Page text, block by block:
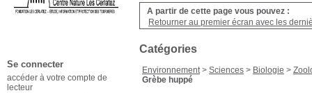
A partir de cette page vous pouvez :
Retourner au premier écran avec les
Catégories
Environnement> Sciences > Biologie >
Grèbe huppé
Se connecter
accéder à votre compte de
lecteur